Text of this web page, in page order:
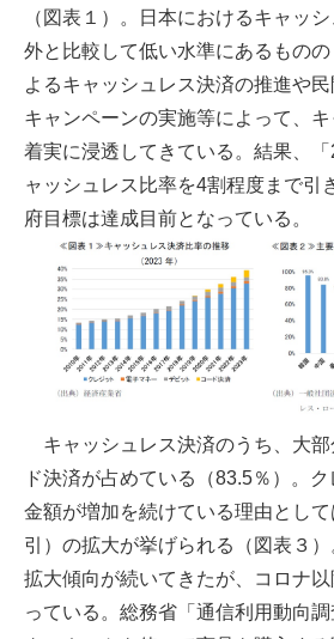
（図表１）。日本におけるキャッ
外と比較して低い水準にあるもの
よるキャッシュレス決済の推進や
キャンペーンの実施等によって、
着実に浸透してきている。結果、
ャッシュレス比率を4割程度まで引
府目標は達成目前となっている。
キャッシュレス決済のうち、大
ド決済が占めている（83.5％）。
金額が増加を続けている理由とし
引）の拡大が挙げられる（図表３
拡大傾向が続いてきたが、コロナ
っている。総務省「通信利用動向